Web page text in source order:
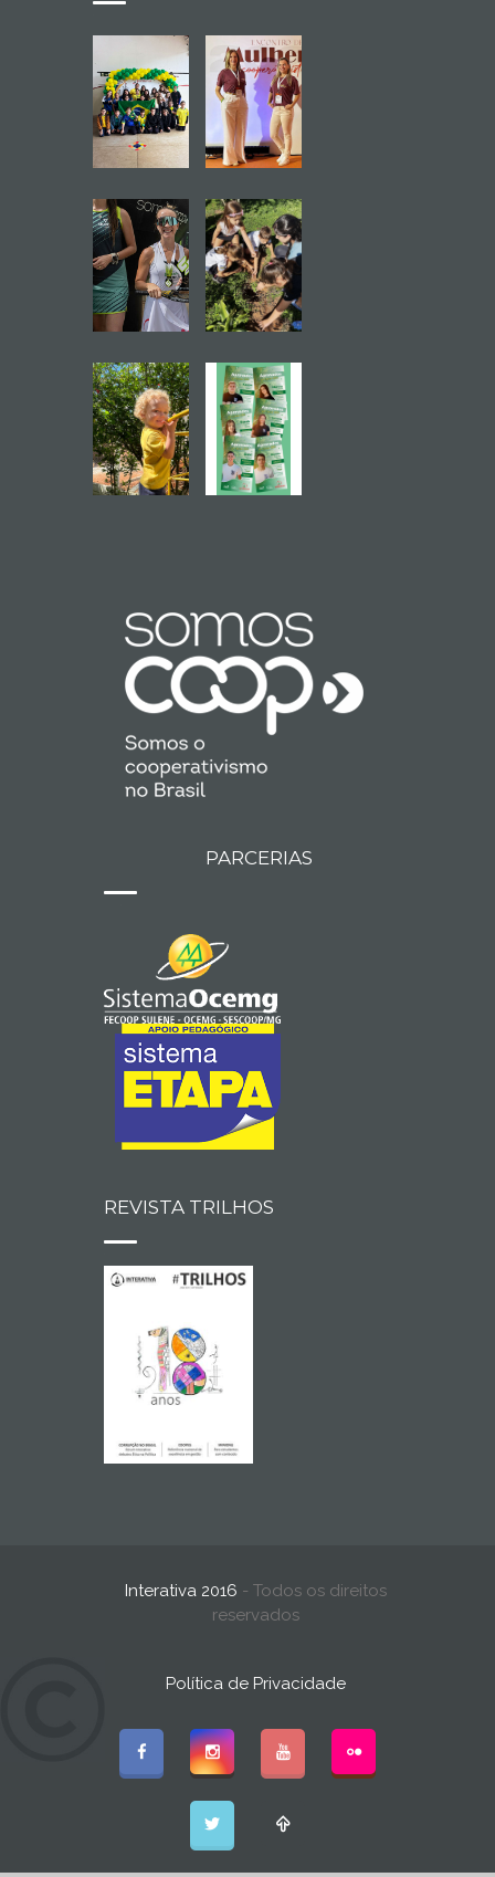
PARCERIAS
REVISTA TRILHOS
Interativa 2016 - Todos os direitos
reservados
Política de Privacidade